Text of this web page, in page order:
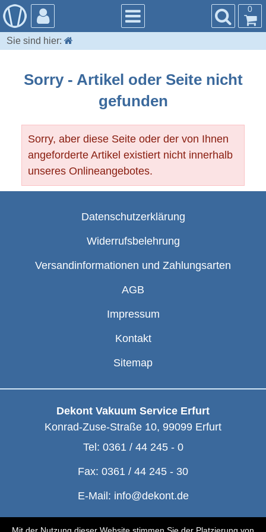
0
Sie sind hier:
Sorry - Artikel oder Seite nicht
gefunden
Sorry, aber diese Seite oder der von Ihnen
angeforderte Artikel existiert nicht innerhalb
unseres Onlineangebotes.
Datenschutzerklärung
Widerrufsbelehrung
Versandinformationen und Zahlungsarten
AGB
Impressum
Kontakt
Sitemap
Dekont Vakuum Service Erfurt
Konrad-Zuse-Straße 10, 99099 Erfurt
Tel: 0361 / 44 245 - 0
Fax: 0361 / 44 245 - 30
E-Mail: info@dekont.de